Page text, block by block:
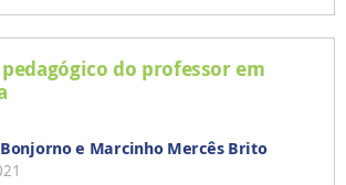
do professor em
Bonjorno e Marcinho Mercês Brito